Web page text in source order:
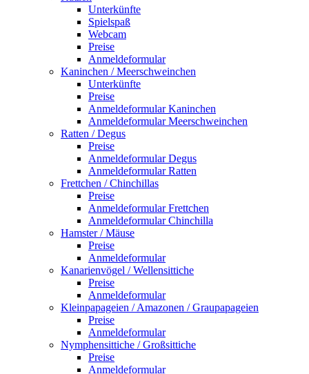
Unterkünfte
Spielspaß
Webcam
Preise
Anmeldeformular
Kaninchen / Meerschweinchen
Unterkünfte
Preise
Anmeldeformular Kaninchen
Anmeldeformular Meerschweinchen
Ratten / Degus
Preise
Anmeldeformular Degus
Anmeldeformular Ratten
Frettchen / Chinchillas
Preise
Anmeldeformular Frettchen
Anmeldeformular Chinchilla
Hamster / Mäuse
Preise
Anmeldeformular
Kanarienvögel / Wellensittiche
Preise
Anmeldeformular
Kleinpapageien / Amazonen / Graupapageien
Preise
Anmeldeformular
Nymphensittiche / Großsittiche
Preise
Anmeldeformular